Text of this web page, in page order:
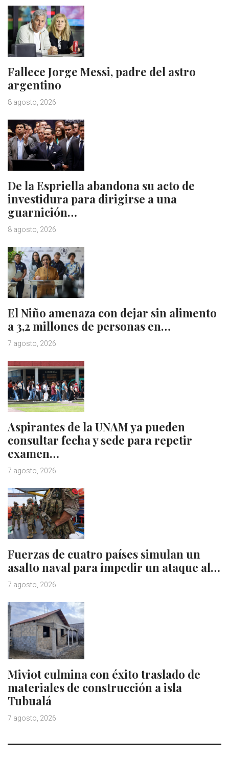
Fallece Jorge Messi, padre del astro
argentino
8 agosto, 2026
De la Espriella abandona su acto de
investidura para dirigirse a una
guarnición…
8 agosto, 2026
El Niño amenaza con dejar sin alimento
a 3,2 millones de personas en…
7 agosto, 2026
Aspirantes de la UNAM ya pueden
consultar fecha y sede para repetir
examen…
7 agosto, 2026
Fuerzas de cuatro países simulan un
asalto naval para impedir un ataque al…
7 agosto, 2026
Miviot culmina con éxito traslado de
materiales de construcción a isla
Tubualá
7 agosto, 2026